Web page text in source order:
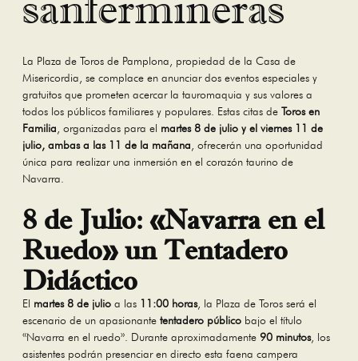
La Plaza de Toros de Pamplona, propiedad de la Casa de
Misericordia, se complace en anunciar dos eventos especiales y
gratuitos que prometen acercar la tauromaquia y sus valores a
todos los públicos familiares y populares. Estas citas de Toros en
Familia , organizadas para el martes 8 de julio y el viernes 11 de
julio, ambas a las 11 de la mañana , ofrecerán una oportunidad
única para realizar una inmersión en el corazón taurino de
Navarra.
8 de Julio: «Navarra en el
Ruedo» un Tentadero
Didáctico
El martes 8 de julio a las 11:00 horas, la Plaza de Toros será el
escenario de un apasionante tentadero público bajo el título
«Navarra en el ruedo». Durante aproximadamente 90 minutos, los
asistentes podrán presenciar en directo esta faena campera